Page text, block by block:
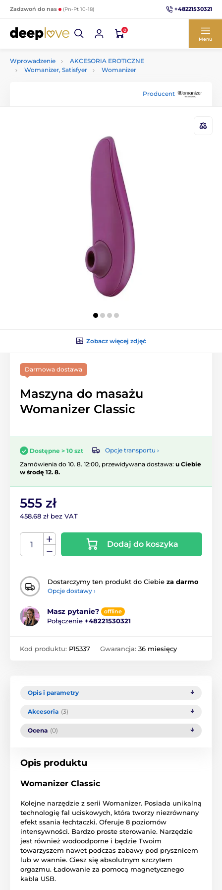
Zadzwoń do nas (Pn-Pt 10-18) +48221530321
0
Menu
Wprowadzenie
AKCESORIA EROTICZNE
Womanizer, Satisfyer
Womanizer
Producent
Zobacz więcej zdjęć
Darmowa dostawa
Maszyna do masażu
Womanizer Classic
Dostępne > 10 szt
Opcje transportu ›
Zamówienia do 10. 8. 12:00, przewidywana dostawa: u Ciebie
w środę 12. 8.
555 zł
458.68 zł bez VAT
Dodaj do koszyka
Dostarczymy ten produkt do Ciebie za darmo
Opcje dostawy ›
Masz pytanie? offline
Połączenie +48221530321
Kod produktu: P15337 Gwarancja: 36 miesięcy
Opis i parametry
Akcesoria (3)
Ocena (0)
Opis produktu
Womanizer Classic
Kolejne narzędzie z serii Womanizer. Posiada unikalną
technologię fal uciskowych, która tworzy niezrównany
efekt ssania łechtaczki. Oferuje 8 poziomów
intensywności. Bardzo proste sterowanie. Narzędzie
jest również wodoodporne i będzie Twoim
towarzyszem nawet podczas zabawy pod prysznicem
lub w wannie. Ciesz się absolutnym szczytem
orgazmu. Ładowanie za pomocą magnetycznego
kabla USB.